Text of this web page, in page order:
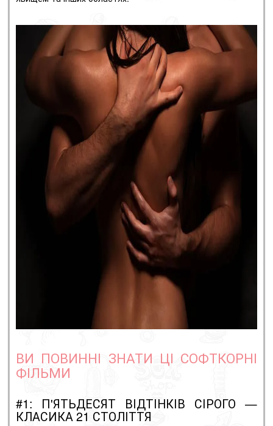
ВИ ПОВИННІ ЗНАТИ ЦІ СОФТКОРНІ
ФІЛЬМИ
#1: П'ЯТЬДЕСЯТ ВІДТІНКІВ СІРОГО —
КЛАСИКА 21 СТОЛІТТЯ